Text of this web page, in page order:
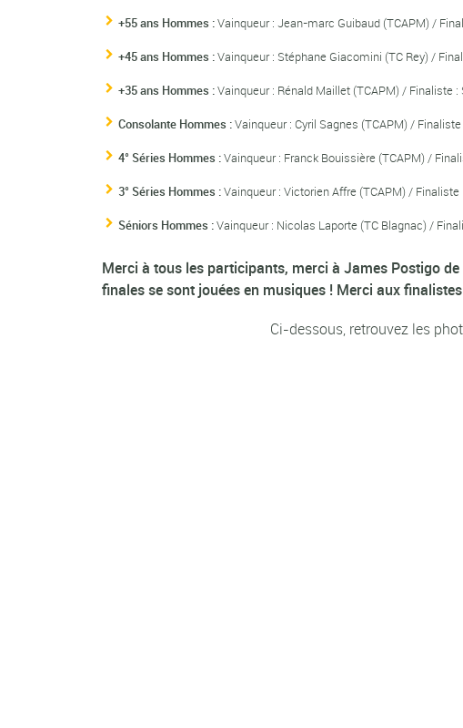
+55 ans Hommes :Vainqueur : Jean-marc Guibaud (TCAPM) /
+45 ans Hommes :Vainqueur : Stéphane Giacomini (TC Rey) /
+35 ans Hommes :Vainqueur : Rénald Maillet (TCAPM) / Finaliste
Consolante Hommes :Vainqueur : Cyril Sagnes (TCAPM) /
4° Séries Hommes :Vainqueur : Franck Bouissière (TCAPM) /
3° Séries Hommes :Vainqueur : Victorien Affre (TCAPM) /
Séniors Hommes :Vainqueur : Nicolas Laporte (TC Blagnac) /
Merci à tous les participants, merci à James Postigo
finales se sont jouées en musiques ! Merci aux
Ci-dessous, retrouvez les